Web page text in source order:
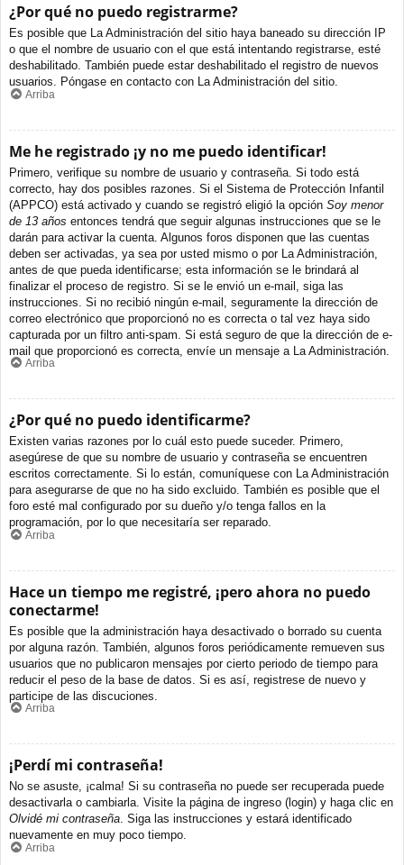
¿Por qué no puedo registrarme?
Es posible que La Administración del sitio haya baneado su dirección IP
o que el nombre de usuario con el que está intentando registrarse, esté
deshabilitado. También puede estar deshabilitado el registro de nuevos
usuarios. Póngase en contacto con La Administración del sitio.
Arriba
Me he registrado ¡y no me puedo identificar!
Primero, verifique su nombre de usuario y contraseña. Si todo está
correcto, hay dos posibles razones. Si el Sistema de Protección Infantil
(APPCO) está activado y cuando se registró eligió la opción Soy menor
de 13 años entonces tendrá que seguir algunas instrucciones que se le
darán para activar la cuenta. Algunos foros disponen que las cuentas
deben ser activadas, ya sea por usted mismo o por La Administración,
antes de que pueda identificarse; esta información se le brindará al
finalizar el proceso de registro. Si se le envió un e-mail, siga las
instrucciones. Si no recibió ningún e-mail, seguramente la dirección de
correo electrónico que proporcionó no es correcta o tal vez haya sido
capturada por un filtro anti-spam. Si está seguro de que la dirección de e-
mail que proporcionó es correcta, envíe un mensaje a La Administración.
Arriba
¿Por qué no puedo identificarme?
Existen varias razones por lo cuál esto puede suceder. Primero,
asegúrese de que su nombre de usuario y contraseña se encuentren
escritos correctamente. Si lo están, comuníquese con La Administración
para asegurarse de que no ha sido excluido. También es posible que el
foro esté mal configurado por su dueño y/o tenga fallos en la
programación, por lo que necesitaría ser reparado.
Arriba
Hace un tiempo me registré, ¡pero ahora no puedo
conectarme!
Es posible que la administración haya desactivado o borrado su cuenta
por alguna razón. También, algunos foros periódicamente remueven sus
usuarios que no publicaron mensajes por cierto periodo de tiempo para
reducir el peso de la base de datos. Si es así, registrese de nuevo y
participe de las discuciones.
Arriba
¡Perdí mi contraseña!
No se asuste, ¡calma! Si su contraseña no puede ser recuperada puede
desactivarla o cambiarla. Visite la página de ingreso (login) y haga clic en
Olvidé mi contraseña. Siga las instrucciones y estará identificado
nuevamente en muy poco tiempo.
Arriba